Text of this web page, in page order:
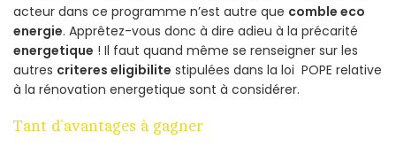
acteur dans ce programme n’est autre que comble eco
energie. Apprêtez-vous donc à dire adieu à la précarité
energetique ! Il faut quand même se renseigner sur les
autres criteres eligibilite stipulées dans la loi POPE relative
à la rénovation energetique sont à considérer.
Tant d’avantages à gagner